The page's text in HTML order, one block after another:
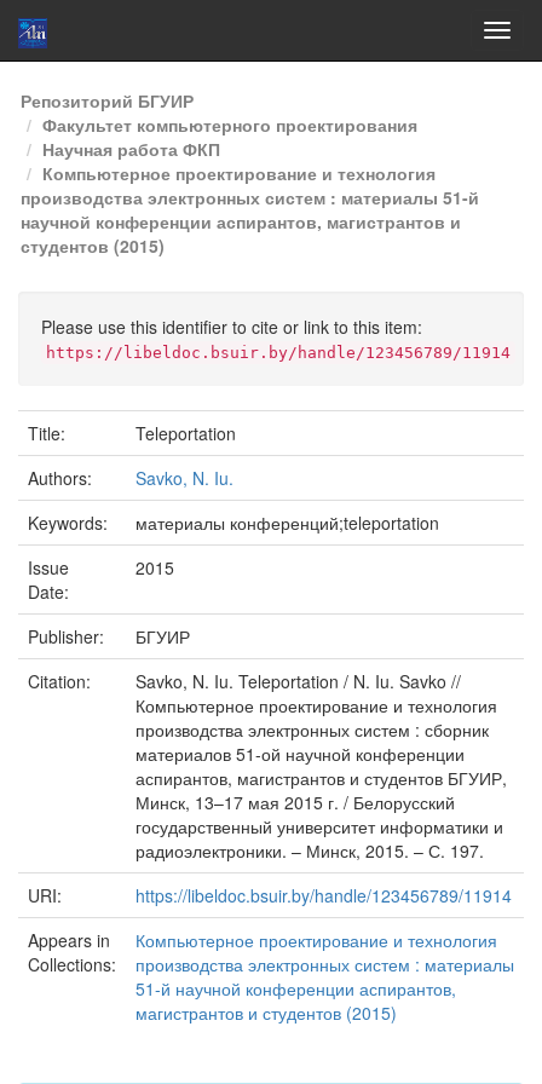
Skip
navigation
Репозиторий БГУИР
Факультет компьютерного проектирования
Научная работа ФКП
Компьютерное проектирование и технология
производства электронных систем : материалы 51-й
научной конференции аспирантов, магистрантов и
студентов (2015)
Please use this identifier to cite or link to this item:
https://libeldoc.bsuir.by/handle/123456789/11914
Title:
Teleportation
Authors:
Savko, N. Iu.
Keywords:
материалы конференций;teleportation
Issue
Date:
2015
Publisher:
БГУИР
Citation:
Savko, N. Iu. Teleportation / N. Iu. Savko //
Компьютерное проектирование и технология
производства электронных систем : сборник
материалов 51-ой научной конференции
аспирантов, магистрантов и студентов БГУИР,
Минск, 13–17 мая 2015 г. / Белорусский
государственный университет информатики и
радиоэлектроники. – Минск, 2015. – С. 197.
URI:
https://libeldoc.bsuir.by/handle/123456789/11914
Appears in
Collections:
Компьютерное проектирование и технология
производства электронных систем : материалы
51-й научной конференции аспирантов,
магистрантов и студентов (2015)